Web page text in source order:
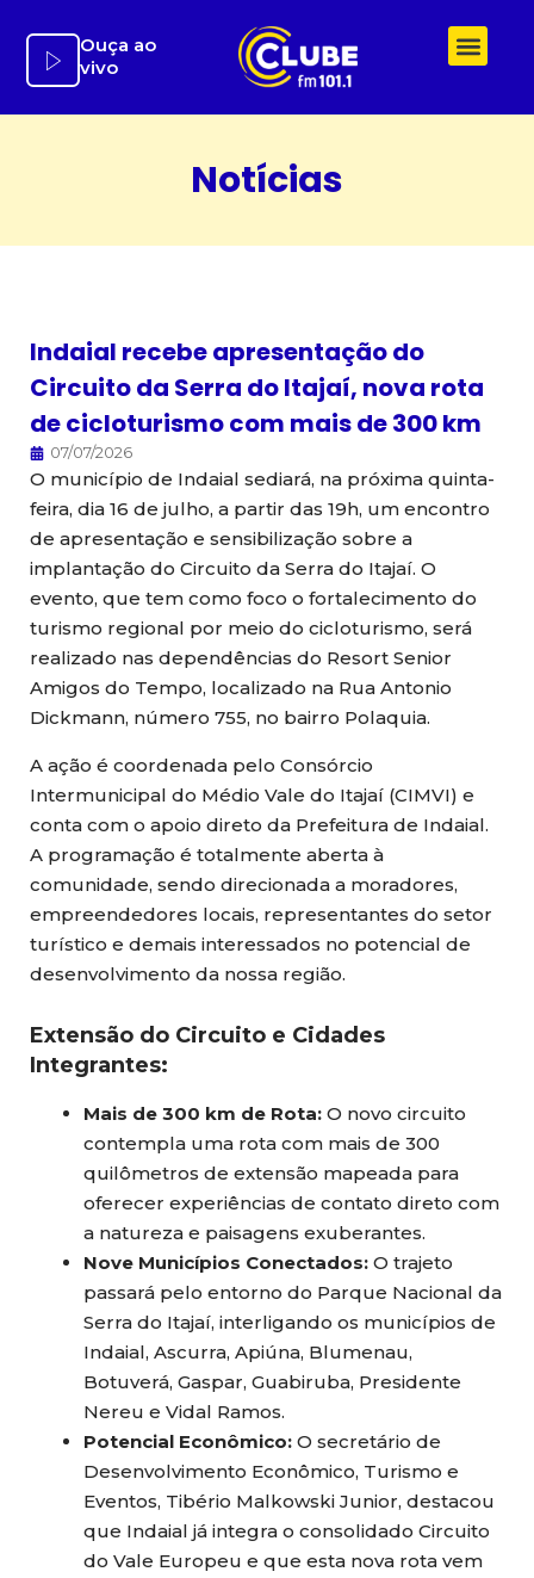
para
Ouça ao
vivo
Notícias
Indaial recebe apresentação do
Circuito da Serra do Itajaí, nova rota
de cicloturismo com mais de 300 km
07/07/2026
O município de Indaial sediará, na próxima quinta-
feira, dia 16 de julho, a partir das 19h, um encontro
de apresentação e sensibilização sobre a
implantação do Circuito da Serra do Itajaí. O
evento, que tem como foco o fortalecimento do
turismo regional por meio do cicloturismo, será
realizado nas dependências do Resort Senior
Amigos do Tempo, localizado na Rua Antonio
Dickmann, número 755, no bairro Polaquia.
A ação é coordenada pelo Consórcio
Intermunicipal do Médio Vale do Itajaí (CIMVI) e
conta com o apoio direto da Prefeitura de Indaial.
A programação é totalmente aberta à
comunidade, sendo direcionada a moradores,
empreendedores locais, representantes do setor
turístico e demais interessados no potencial de
desenvolvimento da nossa região.
Extensão do Circuito e Cidades
Integrantes:
Mais de 300 km de Rota: O novo circuito
contempla uma rota com mais de 300
quilômetros de extensão mapeada para
oferecer experiências de contato direto com
a natureza e paisagens exuberantes.
Nove Municípios Conectados: O trajeto
passará pelo entorno do Parque Nacional da
Serra do Itajaí, interligando os municípios de
Indaial, Ascurra, Apiúna, Blumenau,
Botuverá, Gaspar, Guabiruba, Presidente
Nereu e Vidal Ramos.
Potencial Econômico: O secretário de
Desenvolvimento Econômico, Turismo e
Eventos, Tibério Malkowski Junior, destacou
que Indaial já integra o consolidado Circuito
do Vale Europeu e que esta nova rota vem